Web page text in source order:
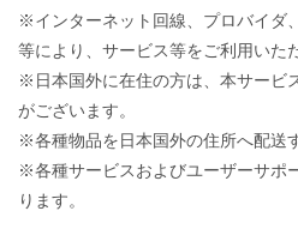
※インターネット回線、プロバイダ
等により、サービス等をご利用いた
※日本国外に在住の方は、本サービ
がございます。
※各種物品を日本国外の住所へ配送
※各種サービスおよびユーザーサポ
ります。